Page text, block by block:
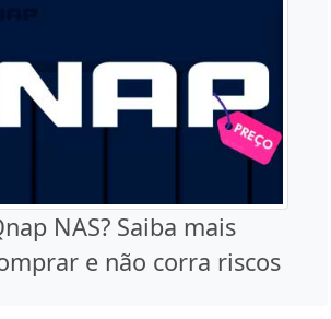
NAS? Saiba mais
e não corra riscos